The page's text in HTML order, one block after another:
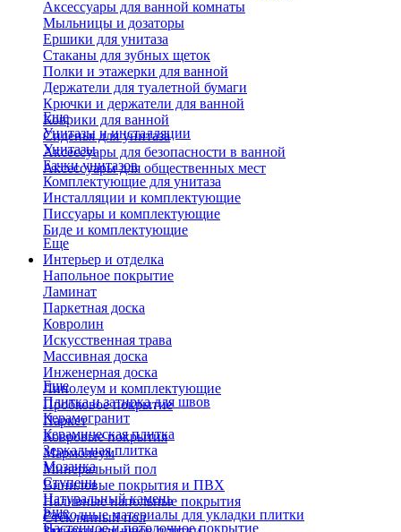
Аксессуары для ванной комнаты
Мыльницы и дозаторы
Ершики для унитаза
Стаканы для зубных щеток
Полки и этажерки для ванной
Держатели для туалетной бумаги
Крючки и держатели для ванной
Коврики для ванной
Сиденья для унитаза
Аксессуары для безопасности в ванной
Аксессуары для общественных мест
Еще
Унитазы и инсталляции
Унитазы
Бачки унитазов
Комплектующие для унитаза
Инсталляции и комплектующие
Писсуары и комплектующие
Биде и комплектующие
Еще
Интерьер и отделка
Напольное покрытие
Ламинат
Паркетная доска
Ковролин
Искусственная трава
Массивная доска
Инженерная доска
Линолеум и комплектующие
Пробковое покрытие
Паркет
Ковровые покрытия
Мармолеум
Минеральный пол
Виниловые покрытия и ПВХ
Наливные напольные покрытия
Стеклянный пол
Еще
Плитка и затирка для швов
Керамогранит
Керамическая плитка
Зеркальная плитка
Мозаика
Ступени
Натуральный камень
Расходные материалы для укладки плитки
Еще
Настенное и потолочное покрытие